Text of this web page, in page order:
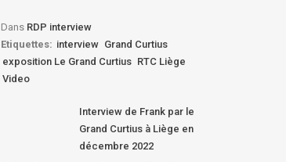
Dans RDP interview
Etiquettes: interview Grand Curtius
exposition Le Grand Curtius RTC Liège
Video
Interview de Frank par le
Grand Curtius à Liège en
décembre 2022